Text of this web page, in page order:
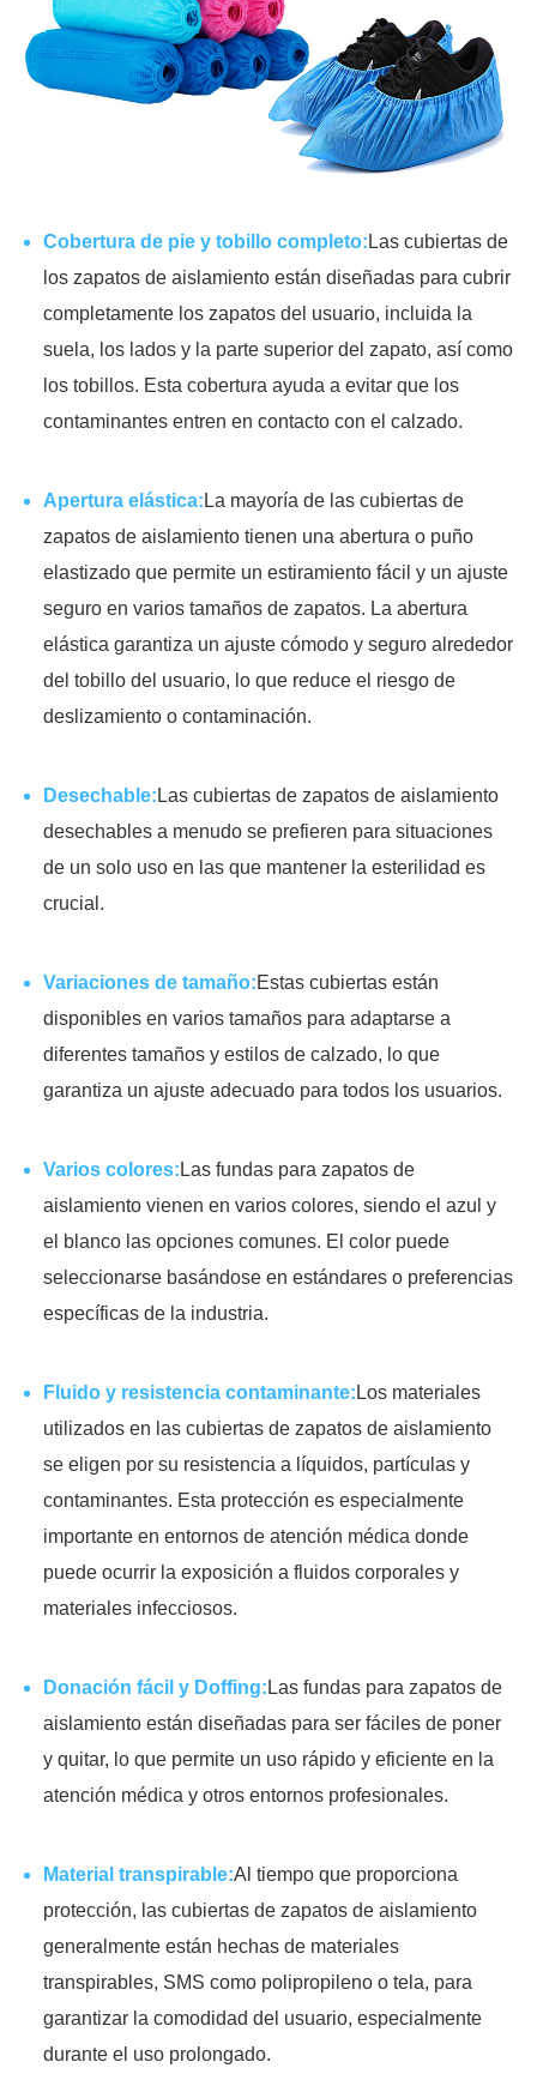
Cobertura de pie y tobillo completo: Las cubiertas de
los zapatos de aislamiento están diseñadas para cubrir
completamente los zapatos del usuario, incluida la
suela, los lados y la parte superior del zapato, así como
los tobillos. Esta cobertura ayuda a evitar que los
contaminantes entren en contacto con el calzado.
Apertura elástica: La mayoría de las cubiertas de
zapatos de aislamiento tienen una abertura o puño
elastizado que permite un estiramiento fácil y un ajuste
seguro en varios tamaños de zapatos. La abertura
elástica garantiza un ajuste cómodo y seguro alrededor
del tobillo del usuario, lo que reduce el riesgo de
deslizamiento o contaminación.
Desechable: Las cubiertas de zapatos de aislamiento
desechables a menudo se prefieren para situaciones
de un solo uso en las que mantener la esterilidad es
crucial.
Variaciones de tamaño:Estas cubiertas están
disponibles en varios tamaños para adaptarse a
diferentes tamaños y estilos de calzado, lo que
garantiza un ajuste adecuado para todos los usuarios.
Varios colores: Las fundas para zapatos de
aislamiento vienen en varios colores, siendo el azul y
el blanco las opciones comunes. El color puede
seleccionarse basándose en estándares o preferencias
específicas de la industria.
Fluido y resistencia contaminante: Los materiales
utilizados en las cubiertas de zapatos de aislamiento
se eligen por su resistencia a líquidos, partículas y
contaminantes. Esta protección es especialmente
importante en entornos de atención médica donde
puede ocurrir la exposición a fluidos corporales y
materiales infecciosos.
Donación fácil y Doffing: Las fundas para zapatos de
aislamiento están diseñadas para ser fáciles de poner
y quitar, lo que permite un uso rápido y eficiente en la
atención médica y otros entornos profesionales.
Material transpirable:Al tiempo que proporciona
protección, las cubiertas de zapatos de aislamiento
generalmente están hechas de materiales
transpirables, SMS como polipropileno o tela, para
garantizar la comodidad del usuario, especialmente
durante el uso prolongado.